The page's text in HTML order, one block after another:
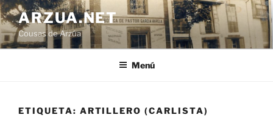
Ir
o
contido
ARZUA.NET
Cousas de Arzúa
Menú
ETIQUETA: ARTILLERO (CARLISTA)